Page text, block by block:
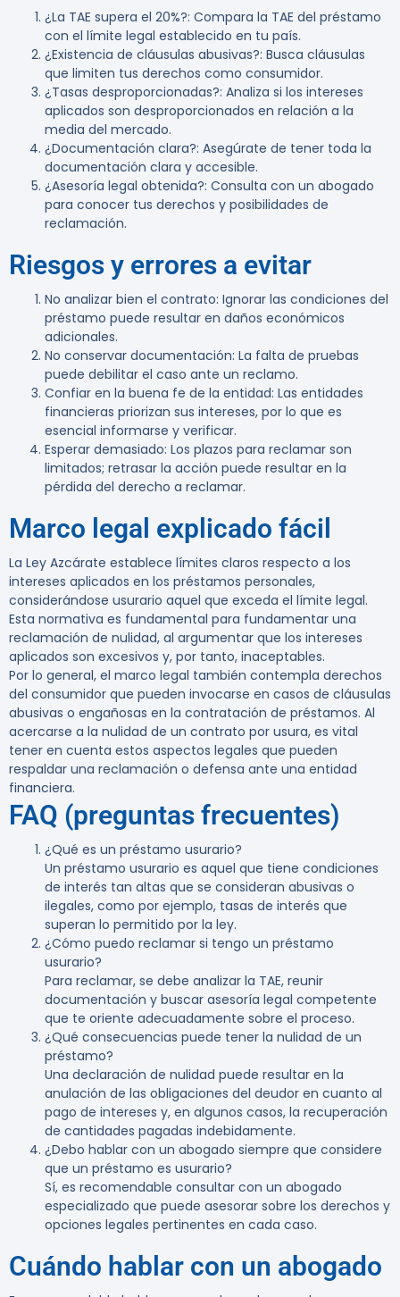
¿La TAE supera el 20%?: Compara la TAE del préstamo
con el límite legal establecido en tu país.
¿Existencia de cláusulas abusivas?: Busca cláusulas
que limiten tus derechos como consumidor.
¿Tasas desproporcionadas?: Analiza si los intereses
aplicados son desproporcionados en relación a la
media del mercado.
¿Documentación clara?: Asegúrate de tener toda la
documentación clara y accesible.
¿Asesoría legal obtenida?: Consulta con un abogado
para conocer tus derechos y posibilidades de
reclamación.
Riesgos y errores a evitar
No analizar bien el contrato: Ignorar las condiciones del
préstamo puede resultar en daños económicos
adicionales.
No conservar documentación: La falta de pruebas
puede debilitar el caso ante un reclamo.
Confiar en la buena fe de la entidad: Las entidades
financieras priorizan sus intereses, por lo que es
esencial informarse y verificar.
Esperar demasiado: Los plazos para reclamar son
limitados; retrasar la acción puede resultar en la
pérdida del derecho a reclamar.
Marco legal explicado fácil
La Ley Azcárate establece límites claros respecto a los
intereses aplicados en los préstamos personales,
considerándose usurario aquel que exceda el límite legal.
Esta normativa es fundamental para fundamentar una
reclamación de nulidad, al argumentar que los intereses
aplicados son excesivos y, por tanto, inaceptables.
Por lo general, el marco legal también contempla derechos
del consumidor que pueden invocarse en casos de cláusulas
abusivas o engañosas en la contratación de préstamos. Al
acercarse a la nulidad de un contrato por usura, es vital
tener en cuenta estos aspectos legales que pueden
respaldar una reclamación o defensa ante una entidad
financiera.
FAQ (preguntas frecuentes)
¿Qué es un préstamo usurario?
Un préstamo usurario es aquel que tiene condiciones
de interés tan altas que se consideran abusivas o
ilegales, como por ejemplo, tasas de interés que
superan lo permitido por la ley.
¿Cómo puedo reclamar si tengo un préstamo
usurario?
Para reclamar, se debe analizar la TAE, reunir
documentación y buscar asesoría legal competente
que te oriente adecuadamente sobre el proceso.
¿Qué consecuencias puede tener la nulidad de un
préstamo?
Una declaración de nulidad puede resultar en la
anulación de las obligaciones del deudor en cuanto al
pago de intereses y, en algunos casos, la recuperación
de cantidades pagadas indebidamente.
¿Debo hablar con un abogado siempre que considere
que un préstamo es usurario?
Sí, es recomendable consultar con un abogado
especializado que puede asesorar sobre los derechos y
opciones legales pertinentes en cada caso.
Cuándo hablar con un abogado